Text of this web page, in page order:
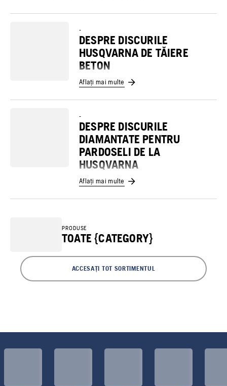
-
DESPRE DISCURILE
HUSQVARNA DE TĂIERE
BETON
Aflați mai multe
-
DESPRE DISCURILE
DIAMANTATE PENTRU
PARDOSELI DE LA
HUSQVARNA
Aflați mai multe
PRODUSE
TOATE {CATEGORY}
ACCESAȚI TOT SORTIMENTUL